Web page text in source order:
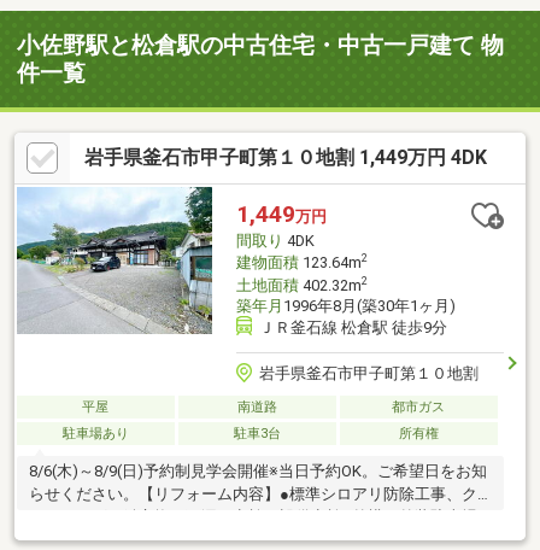
小佐野駅と松倉駅の中古住宅・中古一戸建て 物
件一覧
岩手県釜石市甲子町第１０地割 1,449万円 4DK
1,449万円
間取り 4DK
建物面積123.64m2
土地面積402.32m2
築年月 1996年8月(築30年1ヶ月)
ＪＲ釜石線 松倉駅 徒歩9分
岩手県釜石市甲子町第１０地割
平屋 南道路
都市ガス
駐車場あり
駐車3台 所有権
8/6(木)～8/9(日)予約制見学会開催※当日予約OK。ご希望日をお知
らせください。【リフォーム内容】●標準シロアリ防除工事、ク
拡張●水回りシステムキッチン交換、ユニットバス交換、トイレ